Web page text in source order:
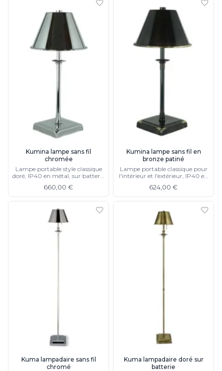
Kumina lampe sans fil
chromée
Lampe portable style classique
doré, IP40 en métal, sur batterie
660,00 €
Kumina lampe sans fil en
bronze patiné
Lampe portable classique pour
l'intérieur et l'extérieur, IP40 en
624,00 €
Kuma lampadaire sans fil
chromé
Kuma lampadaire doré sur
batterie